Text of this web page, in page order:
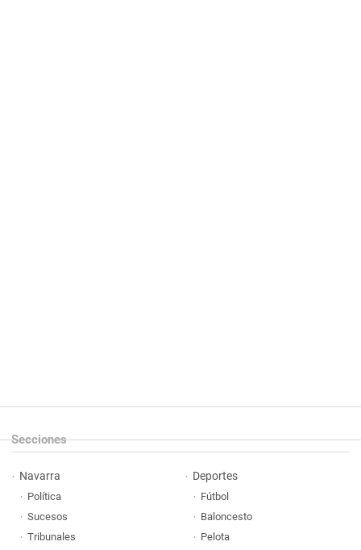
Secciones
Navarra
Política
Sucesos
Tribunales
Deportes
Fútbol
Baloncesto
Pelota